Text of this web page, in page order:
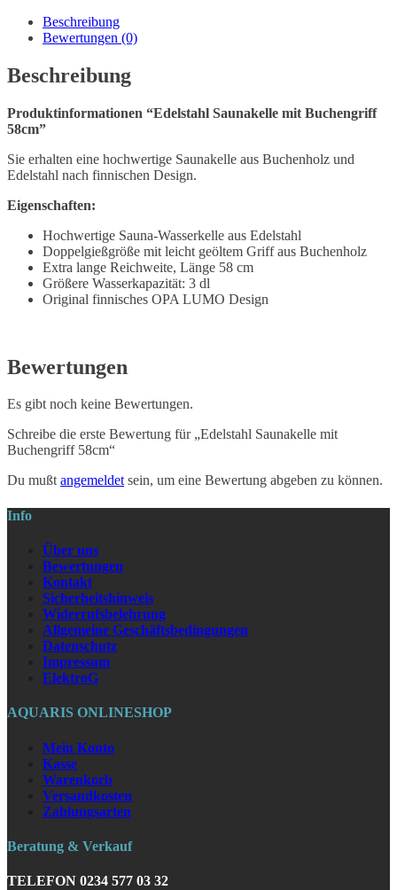
Beschreibung
Bewertungen (0)
Beschreibung
Produktinformationen “Edelstahl Saunakelle mit Buchengriff
58cm”
Sie erhalten eine hochwertige Saunakelle aus Buchenholz und
Edelstahl nach finnischen Design.
Eigenschaften:
Hochwertige Sauna-Wasserkelle aus Edelstahl
Doppelgießgröße mit leicht geöltem Griff aus Buchenholz
Extra lange Reichweite, Länge 58 cm
Größere Wasserkapazität: 3 dl
Original finnisches OPA LUMO Design
Bewertungen
Es gibt noch keine Bewertungen.
Schreibe die erste Bewertung für „Edelstahl Saunakelle mit
Buchengriff 58cm“
Du mußtangemeldetsein, um eine Bewertung abgeben zu können.
Info
Über uns
Bewertungen
Kontakt
Sicherheitshinweis
Widerrufsbelehrung
Allgemeine Geschäftsbedingungen
Datenschutz
Impressum
ElektroG
AQUARIS ONLINESHOP
Mein Konto
Kasse
Warenkorb
Versandkosten
Zahlungsarten
Beratung & Verkauf
TELEFON 0234 577 03 32